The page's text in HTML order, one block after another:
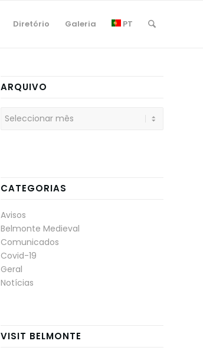
Diretório Galeria PT
ARQUIVO
CATEGORIAS
Avisos
Belmonte Medieval
Comunicados
Covid-19
Geral
Notícias
VISIT BELMONTE